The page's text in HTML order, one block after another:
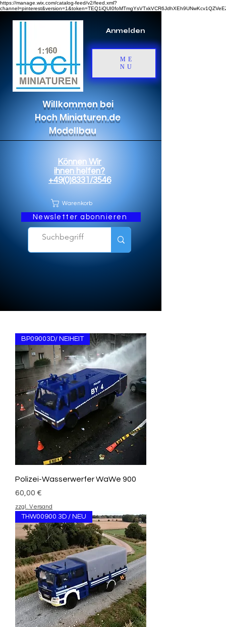
https://manage.wix.com/catalog-feed/v2/feed.xml?
Anmelden
ME
NU
Willkommen bei
Hoch Miniaturen.de
Modellbau
Können Wir
ihnen helfen?
+49(0)8331/3546
Warenkorb
Newsletter abonnieren
BP09003D/ NEIHEIT
Polizei-Wasserwerfer WaWe 900
Preis
60,00 €
zzgl. Versand
THW00900 3D / NEU